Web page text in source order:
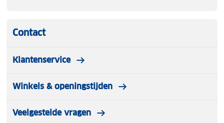
Contact
Klantenservice
Winkels & openingstijden
Veelgestelde vragen